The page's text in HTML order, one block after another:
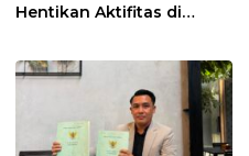
Hentikan Aktifitas di